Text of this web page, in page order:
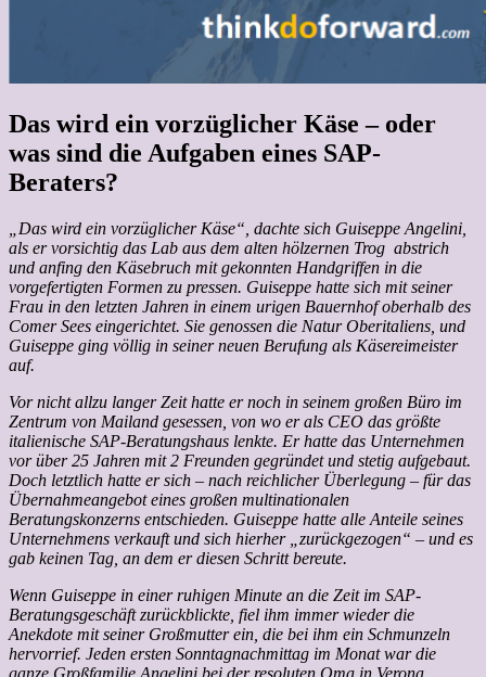
Das wird ein vorzüglicher Käse – oder
was sind die Aufgaben eines SAP-
Beraters?
„Das wird ein vorzüglicher Käse“, dachte sich Guiseppe Angelini,
als er vorsichtig das Lab aus dem alten hölzernen Trog abstrich
und anfing den Käsebruch mit gekonnten Handgriffen in die
vorgefertigten Formen zu pressen. Guiseppe hatte sich mit seiner
Frau in den letzten Jahren in einem urigen Bauernhof oberhalb des
Comer Sees eingerichtet. Sie genossen die Natur Oberitaliens, und
Guiseppe ging völlig in seiner neuen Berufung als Käsereimeister
auf.
Vor nicht allzu langer Zeit hatte er noch in seinem großen Büro im
Zentrum von Mailand gesessen, von wo er als CEO das größte
italienische SAP-Beratungshaus lenkte. Er hatte das Unternehmen
vor über 25 Jahren mit 2 Freunden gegründet und stetig aufgebaut.
Doch letztlich hatte er sich – nach reichlicher Überlegung – für das
Übernahmeangebot eines großen multinationalen
Beratungskonzerns entschieden. Guiseppe hatte alle Anteile seines
Unternehmens verkauft und sich hierher „zurückgezogen“ – und es
gab keinen Tag, an dem er diesen Schritt bereute.
Wenn Guiseppe in einer ruhigen Minute an die Zeit im SAP-
Beratungsgeschäft zurückblickte, fiel ihm immer wieder die
Anekdote mit seiner Großmutter ein, die bei ihm ein Schmunzeln
hervorrief. Jeden ersten Sonntagnachmittag im Monat war die
ganze Großfamilie Angelini bei der resoluten Oma in Verona